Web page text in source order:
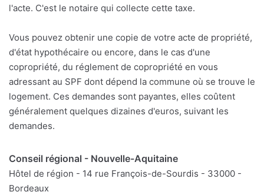
l'acte. C'est le notaire qui collecte cette taxe.
Vous pouvez obtenir une copie de votre acte de propriété,
d'état hypothécaire ou encore, dans le cas d'une
copropriété, du réglement de copropriété en vous
adressant au SPF dont dépend la commune où se trouve le
logement. Ces demandes sont payantes, elles coûtent
généralement quelques dizaines d'euros, suivant les
demandes.
Conseil régional - Nouvelle-Aquitaine
Hôtel de région - 14 rue François-de-Sourdis - 33000 -
Bordeaux